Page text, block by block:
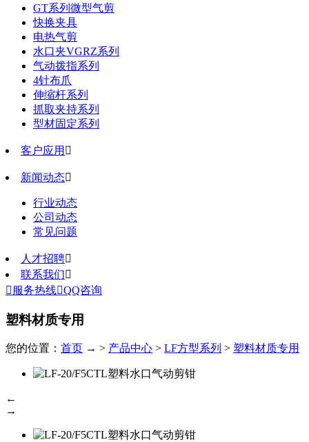
GT系列微型气剪
快换夹具
电热气剪
水口夹VGRZ系列
气动拨指系列
4针布爪
伸缩杆系列
抓取夹持系列
型材固定系列
客户应用 
新闻动态
行业动态
公司动态
常见问题
人才招聘
联系我们
 服务热线QQ咨询
塑料材质专用
您的位置： 首页 → > 产品中心 > LF方型系列 > 塑料材质专用
←
→